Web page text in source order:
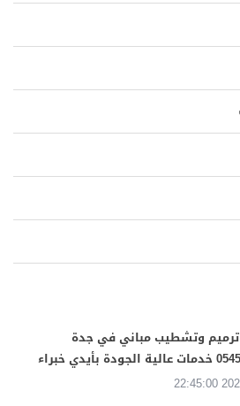
وتشطيب مباني في جدة
بأيدي خبراء